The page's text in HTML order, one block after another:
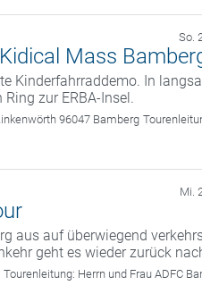
So.
Mass
Kinderfahrraddemo. In
zur ERBA-Insel.
96047 Bamberg
Mi.
aus auf überwiegend
geht es wieder zurück
Tourenleitung: Herrn und Frau ADFC